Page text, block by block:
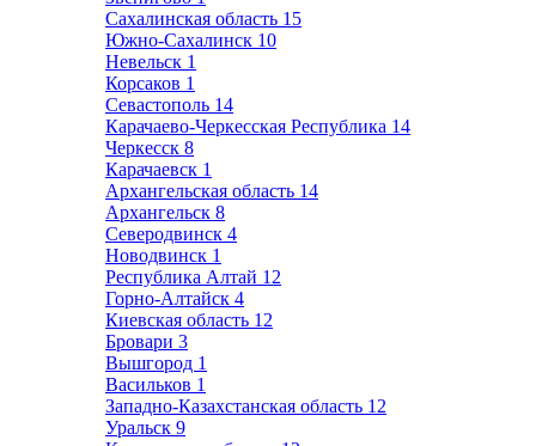
Сахалинская область 15
Южно-Сахалинск 10
Невельск 1
Корсаков 1
Севастополь 14
Карачаево-Черкесская Республика 14
Черкесск 8
Карачаевск 1
Архангельская область 14
Архангельск 8
Северодвинск 4
Новодвинск 1
Республика Алтай 12
Горно-Алтайск 4
Киевская область 12
Бровари 3
Вышгород 1
Васильков 1
Западно-Казахстанская область 12
Уральск 9